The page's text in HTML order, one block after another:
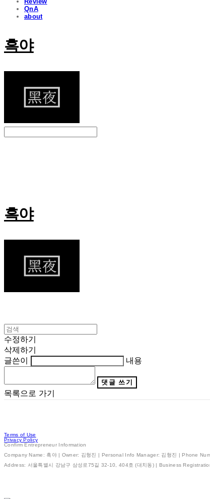
QnA
about
흑야
흑야
수정하기
삭제하기
글쓴이
내용
댓글 쓰기
목록으로 가기
Terms of Use
Privacy Policy
Confirm Entrepreneur Information
Company Name: 흑야 | Owner: 김형진 | Personal Info Manager: 김형진 | Phone
Address: 서울특별시 강남구 삼성로75길 32-10, 404호 (대치동) | Business